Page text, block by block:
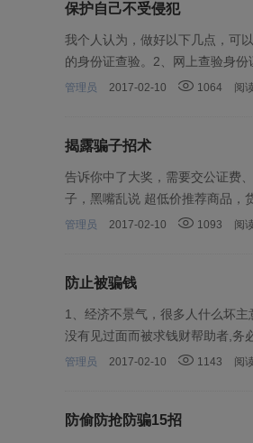
保护自己不受侵犯
我个人认为，做好以下几点，可
的身份证查验。2、网上查验身
管理员 2017-02-10 1064 阅
揭露骗子招术
告诉你中了大奖，需要交公证费
子，黑嘴乱说 超低价推荐商品，
管理员 2017-02-10 1093 阅
防止被骗钱
1、经济不景气，很多人什么坏
没有见过面而被求钱财帮助者,务
管理员 2017-02-10 1143 阅
防偷防抢防骗15招